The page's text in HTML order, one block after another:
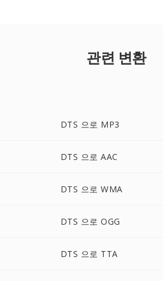
관련 변환
DTS 으로 MP3
DTS 으로 AAC
DTS 으로 WMA
DTS 으로 OGG
DTS 으로 TTA